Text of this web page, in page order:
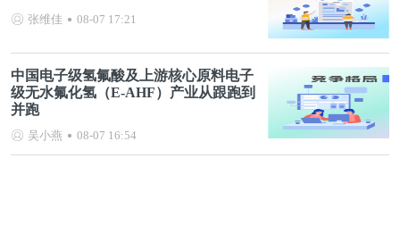
张维佳 08-07 17:21
中国电子级氢氟酸及上游核心原料电子
级无水氟化氢（E-AHF）产业从跟跑到
并跑
吴小燕 08-07 16:54